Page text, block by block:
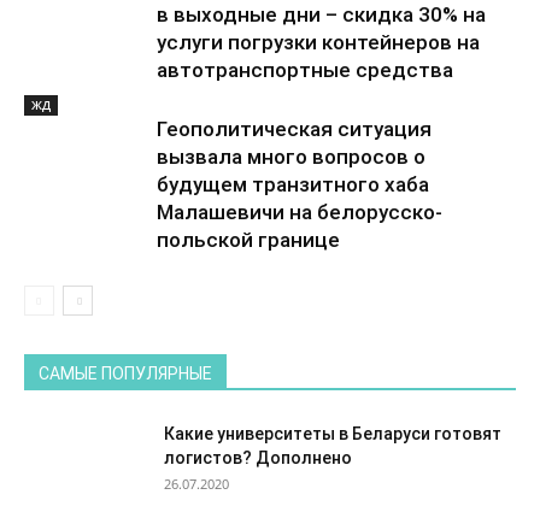
в выходные дни – скидка 30% на
услуги погрузки контейнеров на
автотранспортные средства
ЖД
Геополитическая ситуация
вызвала много вопросов о
будущем транзитного хаба
Малашевичи на белорусско-
польской границе
САМЫЕ ПОПУЛЯРНЫЕ
Какие университеты в Беларуси готовят
логистов? Дополнено
26.07.2020